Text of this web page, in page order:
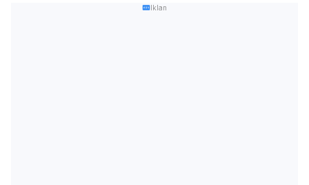
Iklan